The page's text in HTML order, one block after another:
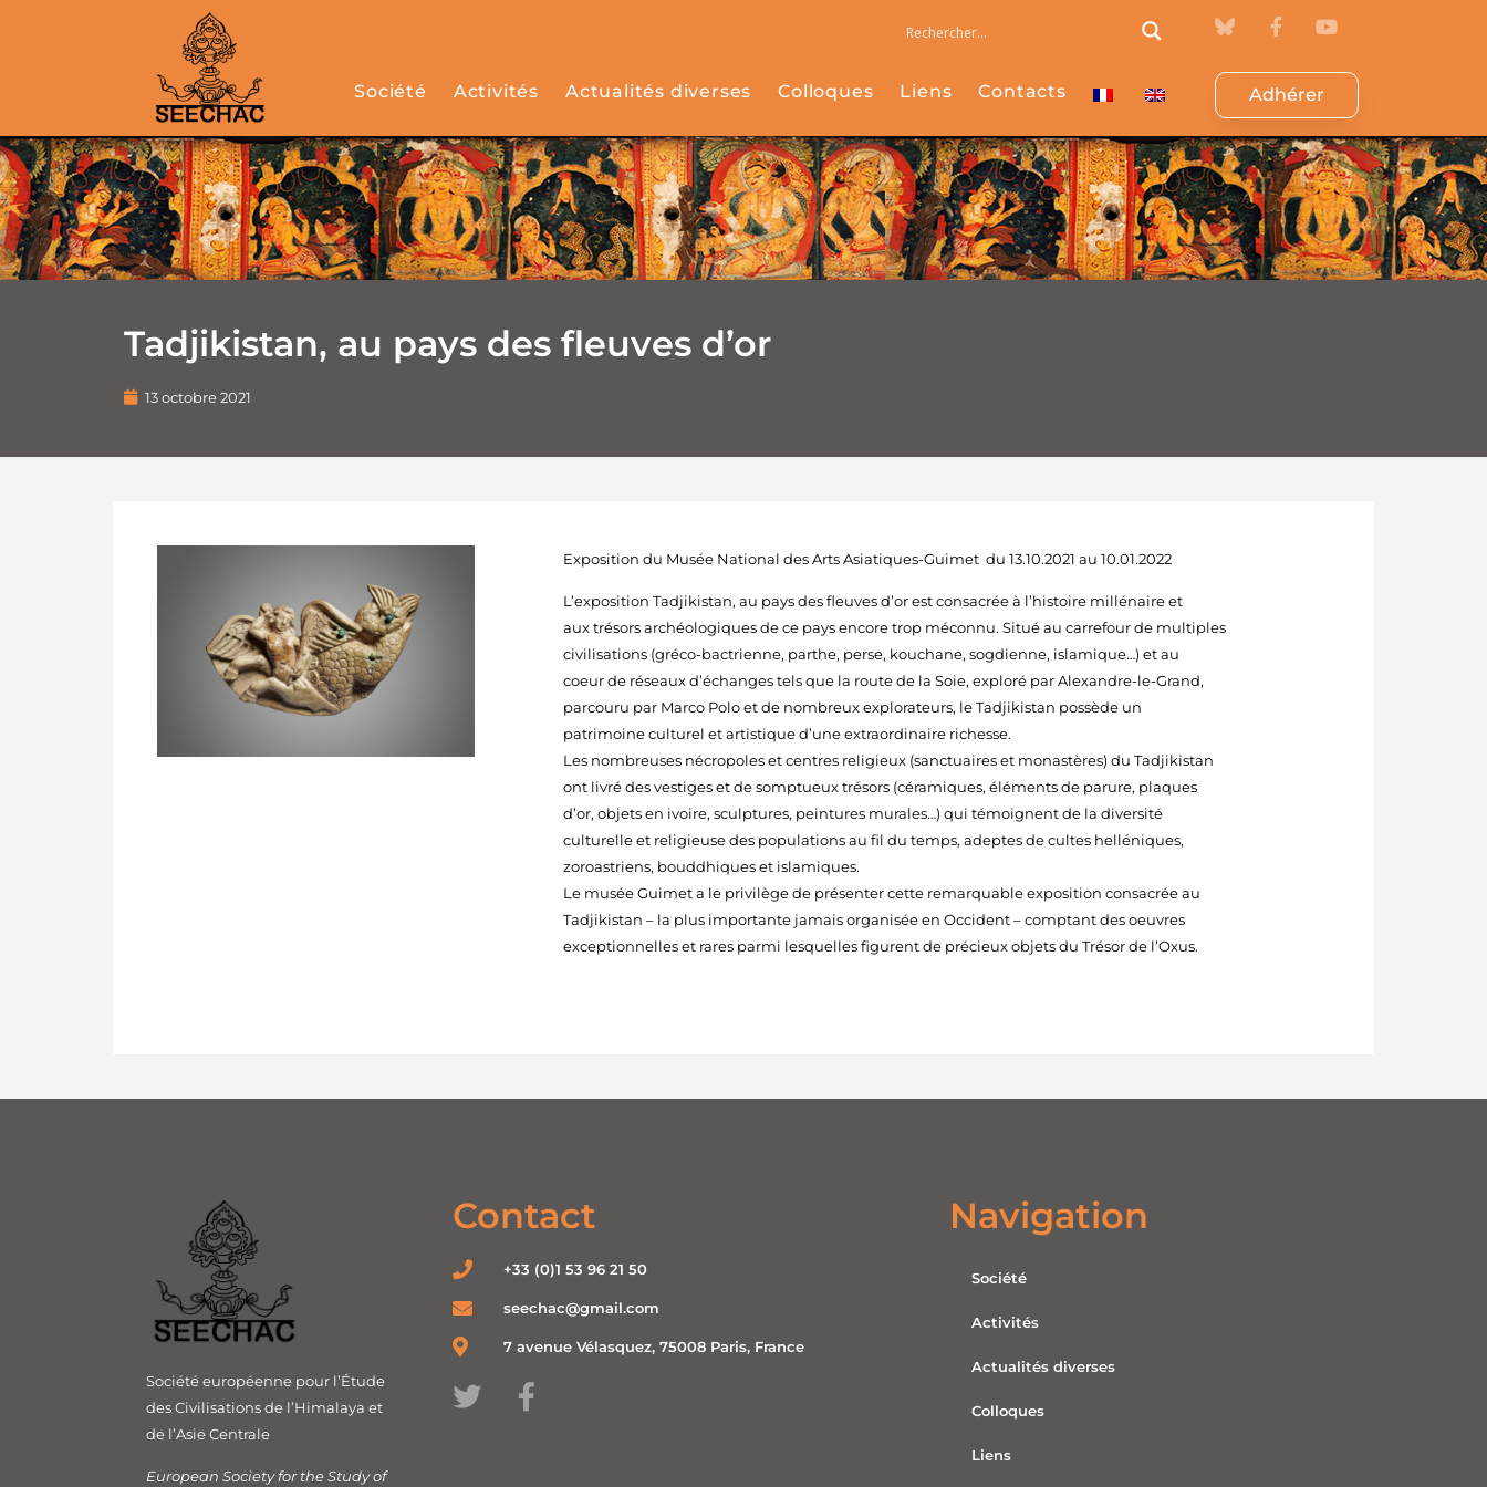
Société Activités Actualités diverses Colloques Liens Contacts Adhérer
Tadjikistan, au pays des fleuves d’or
13 octobre 2021
Exposition du Musée National des Arts Asiatiques-Guimet du 13.10.2021 au 10.01.2022
L’exposition Tadjikistan, au pays des fleuves d’or est consacrée à l’histoire millénaire et
aux trésors archéologiques de ce pays encore trop méconnu. Situé au carrefour de multiples
civilisations (gréco-bactrienne, parthe, perse, kouchane, sogdienne, islamique…) et au
coeur de réseaux d’échanges tels que la route de la Soie, exploré par Alexandre-le-Grand,
parcouru par Marco Polo et de nombreux explorateurs, le Tadjikistan possède un
patrimoine culturel et artistique d’une extraordinaire richesse.
Les nombreuses nécropoles et centres religieux (sanctuaires et monastères) du Tadjikistan
ont livré des vestiges et de somptueux trésors (céramiques, éléments de parure, plaques
d’or, objets en ivoire, sculptures, peintures murales…) qui témoignent de la diversité
culturelle et religieuse des populations au fil du temps, adeptes de cultes helléniques,
zoroastriens, bouddhiques et islamiques.
Le musée Guimet a le privilège de présenter cette remarquable exposition consacrée au
Tadjikistan – la plus importante jamais organisée en Occident – comptant des oeuvres
exceptionnelles et rares parmi lesquelles figurent de précieux objets du Trésor de l’Oxus.
Société européenne pour l’Étude
des Civilisations de l’Himalaya et
de l’Asie Centrale
European Society for the Study of
Contact
+33 (0)1 53 96 21 50
seechac@gmail.com
7 avenue Vélasquez, 75008 Paris, France
Navigation
Société
Activités
Actualités diverses
Colloques
Liens